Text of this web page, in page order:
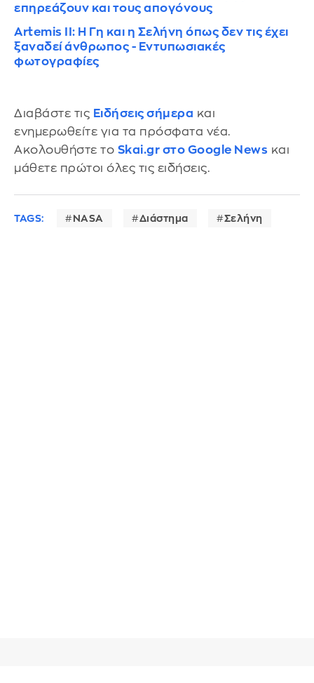
επηρεάζουν και τους απογόνους
Artemis II: Η Γη και η Σελήνη όπως δεν τις έχει
ξαναδεί άνθρωπος - Εντυπωσιακές
φωτογραφίες
Διαβάστε τις Ειδήσεις σήμερα και
ενημερωθείτε για τα πρόσφατα νέα.
Ακολουθήστε το Skai.gr στο Google News και
μάθετε πρώτοι όλες τις ειδήσεις.
TAGS: NASA Διάστημα Σελήνη